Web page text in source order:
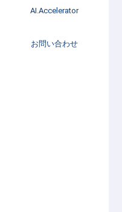
インタビュー
Web3
AI.Accelerator
AI.Accelerator記事
お問い合わせ